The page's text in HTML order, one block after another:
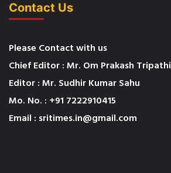
Contact Us
Please Contact with us
Chief Editor : Mr. Om Prakash Tripathi
Editor : Mr. Sudhir Kumar Sahu
Mo. No. : +91 7222910415
Email : sritimes.in@gmail.com